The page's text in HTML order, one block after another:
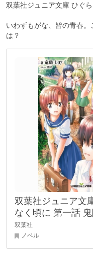
双葉社ジュニア文庫 ひぐ
いわずもがな、皆の青春
は？
双葉社ジュニア文
なく頃に 第一話
双葉社
ノベル